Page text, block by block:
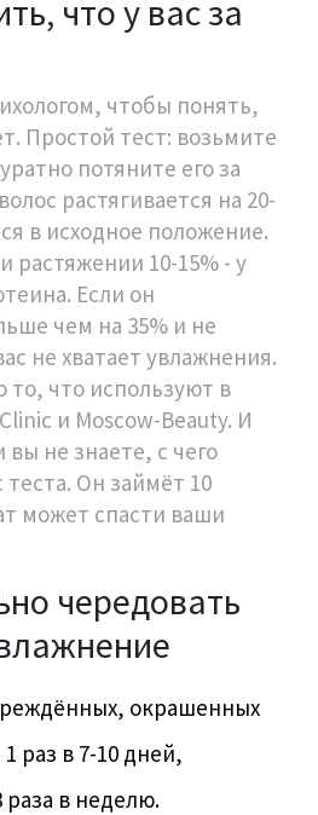
что у вас за
чтобы понять,
Простой тест: возьмите
потяните его за
растягивается на 20-
в исходное положение.
растяжении 10-15% - у
Если он
чем на 35% и не
не хватает увлажнения.
то, что используют в
и Moscow-Beauty. И
вы не знаете, с чего
теста. Он займёт 10
может спасти ваши
чередовать
окрашенных
раз в 7-10 дней,
раза в неделю.